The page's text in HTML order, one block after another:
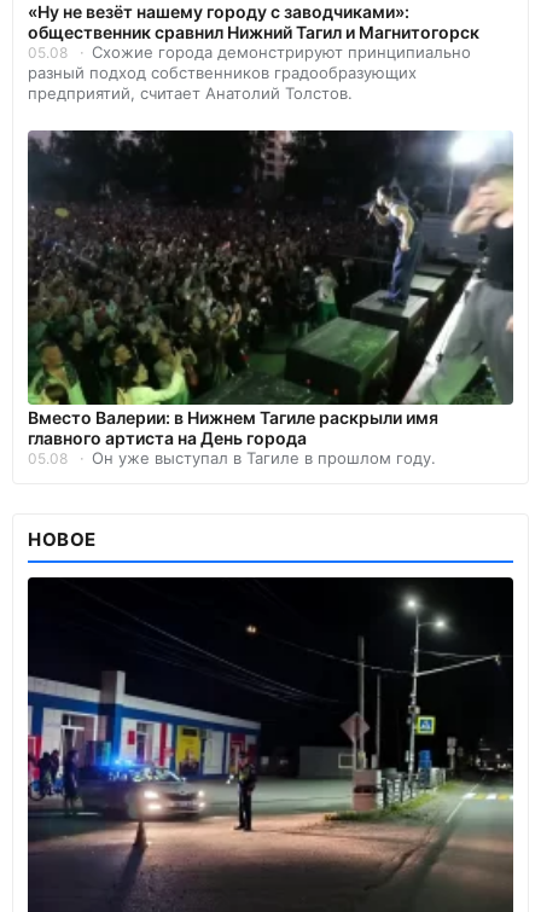
«Ну не везёт нашему городу с заводчиками»:
общественник сравнил Нижний Тагил и Магнитогорск
05.08
Схожие города демонстрируют принципиально
разный подход собственников градообразующих
предприятий, считает Анатолий Толстов.
Вместо Валерии: в Нижнем Тагиле раскрыли имя
главного артиста на День города
05.08 Он уже выступал в Тагиле в прошлом году.
НОВОЕ